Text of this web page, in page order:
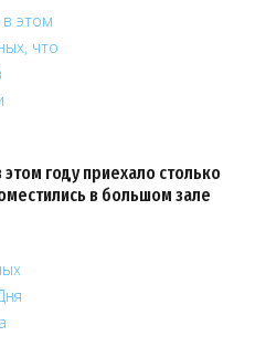
году приехало столько
в большом зале